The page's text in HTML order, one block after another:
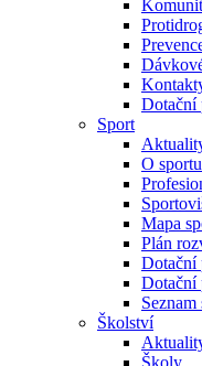
Dotační
Sport
O
Mapa
Plán
Dotační
Dotační
Školství